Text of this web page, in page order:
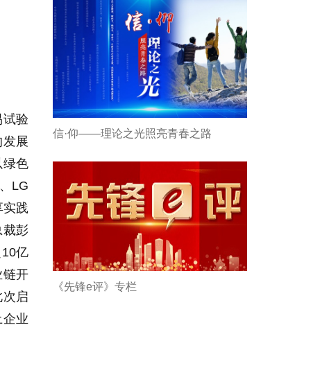
验
展
绿色
LG
实践
裁彭
10亿
链开
启
企业
信·仰——理论之光照亮青春之路
《先锋e评》专栏